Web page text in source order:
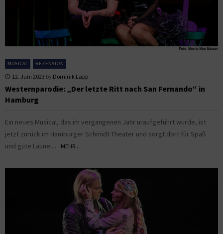
MUSICAL REZENSION
12. Juni 2023 by Dominik Lapp
Westernparodie: „Der letzte Ritt nach San Fernando“ in
Hamburg
Ein neues Musical, das im vergangenen Jahr uraufgeführt wurde, ist
jetzt zurück im Hamburger Schmidt Theater und sorgt dort für Spaß
und gute Laune:...
MEHR...